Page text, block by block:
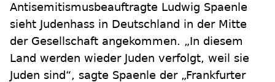
Antisemitismusbeauftragte Ludwig Spaenle
sieht Judenhass in Deutschland in der Mitte
der Gesellschaft angekommen. „In diesem
Land werden wieder Juden verfolgt, weil sie
Juden sind“, sagte Spaenle der „Frankfurter